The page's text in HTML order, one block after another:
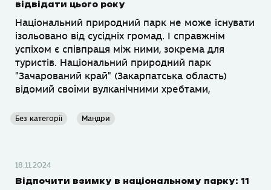
відвідати цього року
Національний природний парк не може існувати
ізольовано від сусідніх громад. І справжнім
успіхом є співпраця між ними, зокрема для
туристів. Національний природний парк
"Зачарований край" (Закарпатська область)
відомий своїми вулканічними хребтами,
Без категорії Мандри
18.11.2024
Відпочити взимку в національному парку: 11